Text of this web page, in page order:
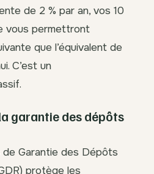
de 2 % par an, vos 10
vous permettront
que l’équivalent de
C’est un
garantie des dépôts
de Garantie des Dépôts
protège les